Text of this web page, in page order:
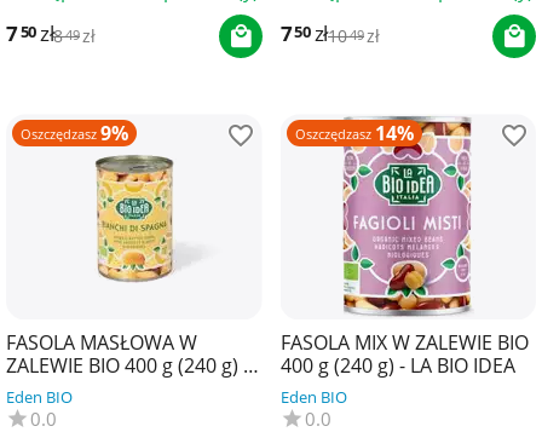
750zł849zł 750zł1049zł
Oszczędzasz 9%
FASOLA MASŁOWA W
ZALEWIE BIO 400 g (240 g) -
LA BIO IDEA
Eden BIO
0.0
Oszczędzasz 14%
FASOLA MIX W ZALEWIE BIO
400 g (240 g) - LA BIO IDEA
Eden BIO
0.0